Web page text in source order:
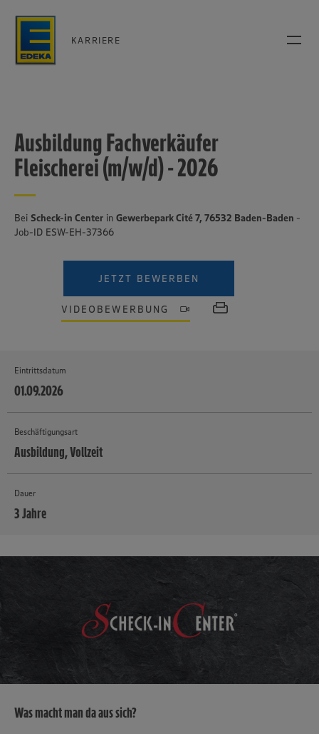
KARRIERE
Ausbildung Fachverkäufer
Fleischerei (m/w/d) - 2026
Bei Scheck-in Center in Gewerbepark Cité 7, 76532 Baden-Baden -
Job-ID ESW-EH-37366
JETZT BEWERBEN
VIDEOBEWERBUNG
Eintrittsdatum
01.09.2026
Beschäftigungsart
Ausbildung, Vollzeit
Dauer
3 Jahre
Was macht man da aus sich?